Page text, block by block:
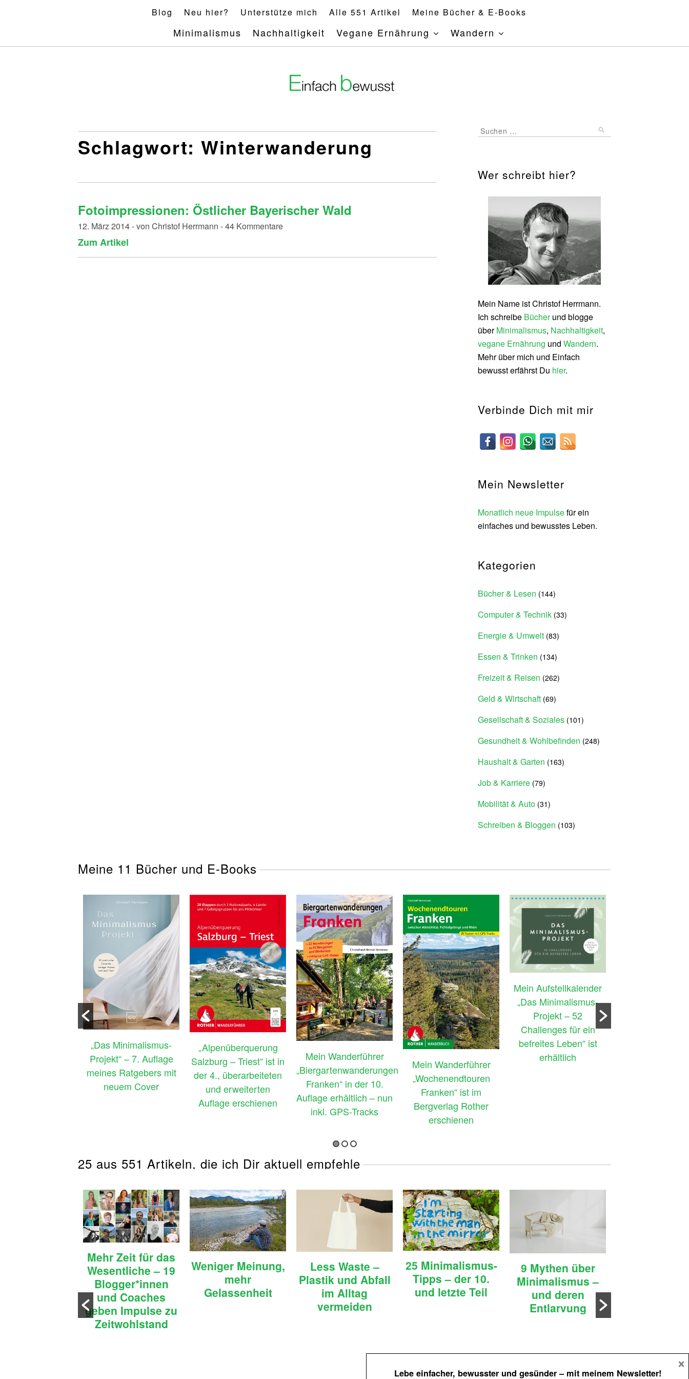
Blog Neu hier? Unterstütze mich Alle 551 Artikel Meine Bücher & E-Books
Minimalismus Nachhaltigkeit Vegane Ernährung Wandern
Schlagwort: Winterwanderung
Fotoimpressionen: Östlicher Bayerischer Wald
12. März 2014 - von Christof Herrmann - 44 Kommentare
Zum Artikel
Wer schreibt hier?
Mein Name ist Christof Herrmann.
Ich schreibe Bücherund blogge
überMinimalismus, Nachhaltigkeit,
vegane Ernährung und Wandern.
Mehr über mich und Einfach
bewusst erfährst Du hier.
Verbinde Dich mit mir
Mein Newsletter
Monatlich neue Impulsefür ein
einfaches und bewusstes Leben.
Kategorien
Bücher & Lesen (144)
Computer & Technik (33)
Energie & Umwelt (83)
Essen & Trinken (134)
Freizeit & Reisen (262)
Geld & Wirtschaft (69)
Gesellschaft & Soziales (101)
Gesundheit & Wohlbefinden (248)
Haushalt & Garten (163)
Job & Karriere (79)
Mobilität & Auto (31)
Schreiben & Bloggen (103)
Meine 11 Bücher und E-Books
„Das Minimalismus-
Projekt“ – 7. Auflage
meines Ratgebers mit
neuem Cover
„Alpenüberquerung
Salzburg – Triest“ ist in
der 4., überarbeiteten
und erweiterten
Auflage erschienen
Mein Wanderführer
„Biergartenwanderungen
Franken“ in der 10.
Auflage erhältlich – nun
inkl. GPS-Tracks
Mein Wanderführer
„Wochenendtouren
Franken“ ist im
Bergverlag Rother
erschienen
Mein Aufstellkalender
„Das Minimalismus-
Projekt – 52
Challenges für ein
befreites Leben“ ist
erhältlich
25 aus 551 Artikeln, die ich Dir aktuell empfehle
Mehr Zeit für das
Wesentliche – 19
Blogger*innen
und Coaches
geben Impulse zu
Zeitwohlstand
Weniger Meinung,
mehr
Gelassenheit
Less Waste –
Plastik und Abfall
im Alltag
vermeiden
25 Minimalismus-
Tipps – der 10.
und letzte Teil
9 Mythen über
Minimalismus –
und deren
Entlarvung
Lebe einfacher, bewusster und gesünder– mit meinem Newsletter!
×